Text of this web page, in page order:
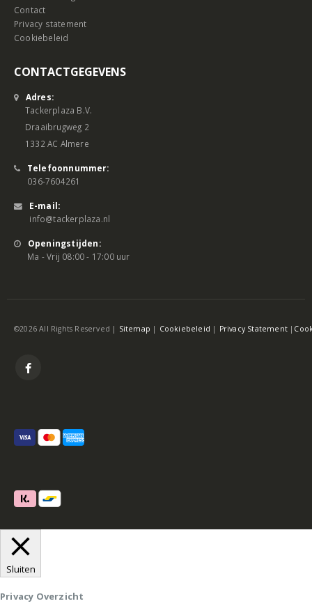
Contact
Privacy statement
Cookiebeleid
CONTACTGEGEVENS
Adres:
Tackerplaza B.V.
Draaibrugweg 2
1332 AC Almere
Telefoonnummer:
036-7604261
E-mail:
info@tackerplaza.nl
Openingstijden:
Ma - Vrij 08:00 - 17:00 uur
©2026 All Rights Reserved | Sitemap | Cookiebeleid | Privacy Statement |
Sluiten
Privacy Overzicht